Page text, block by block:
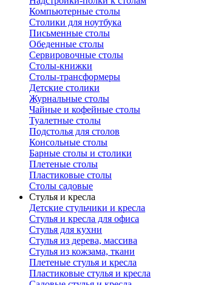
Компьютерные столы
Столики для ноутбука
Письменные столы
Обеденные столы
Сервировочные столы
Столы-книжки
Столы-трансформеры
Детские столики
Журнальные столы
Чайные и кофейные столы
Туалетные столы
Подстолья для столов
Консольные столы
Барные столы и столики
Плетеные столы
Пластиковые столы
Столы садовые
Стулья и кресла
Детские стульчики и кресла
Стулья и кресла для офиса
Стулья для кухни
Стулья из дерева, массива
Стулья из кожзама, ткани
Плетеные стулья и кресла
Пластиковые стулья и кресла